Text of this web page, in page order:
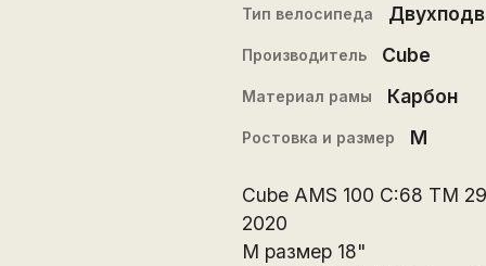
Тип велосипеда
Производитель Cube
Материал рамы Карбон
Ростовка и размер M
Cube AMS 100 C:68 TM 29
2020
М размер 18"